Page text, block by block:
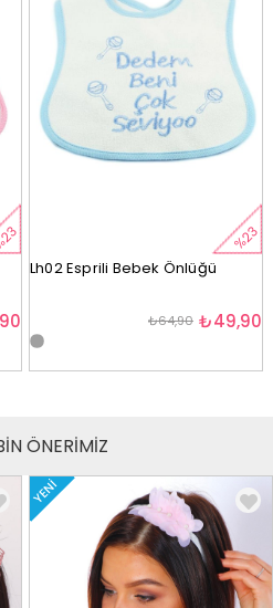
%23
Lh02 Esprili Bebek Önlüğü
₺49,90
₺64,90
ÖNERİMİZ
YENI